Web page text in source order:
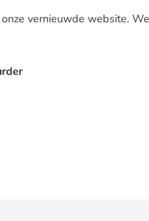
vernieuwde website.